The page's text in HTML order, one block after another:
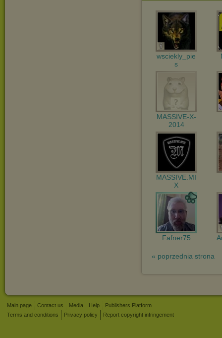
wsciekly_pie
s
MASSIVE-X-
2014
MASSIVE.MI
X
Fafner75
« poprzednia strona
Main page Contact us Media Help
Publishers Platform
Terms and conditions
Privacy policy Report copyright infringement